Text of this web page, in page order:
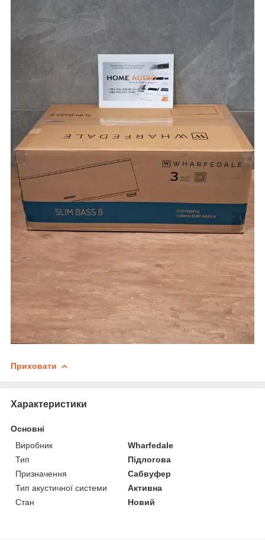
Приховати
Характеристики
Основні
Виробник
Wharfedale
Тип
Підлогова
Призначення
Сабвуфер
Тип акустичної системи
Активна
Стан
Новий